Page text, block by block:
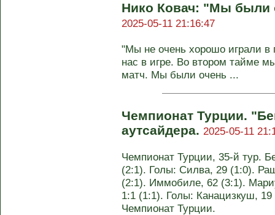
Нико Ковач: "Мы были
2025-05-11 21:16:47
"Мы не очень хорошо играли
нас в игре. Во втором тайме
матч. Мы были очень ...
Чемпионат Турции.
аутсайдера. 2025-05-11
Чемпионат Турции, 35-й тур.
(2:1). Голы: Силва, 29 (1:0).
(2:1). Иммобиле, 62 (3:1).
1:1 (1:1). Голы: Канацизкуш,
Чемпионат Турции.